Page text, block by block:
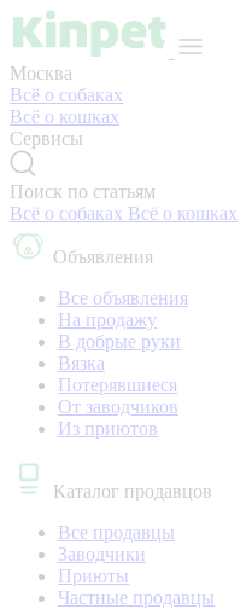
Москва
Всё о собаках
Всё о кошках
Сервисы
Поиск по статьям
Всё о собаках Всё о кошках
Объявления
Все объявления
На продажу
В добрые руки
Вязка
Потерявшиеся
От заводчиков
Из приютов
Каталог продавцов
Все продавцы
Заводчики
Приюты
Частные продавцы